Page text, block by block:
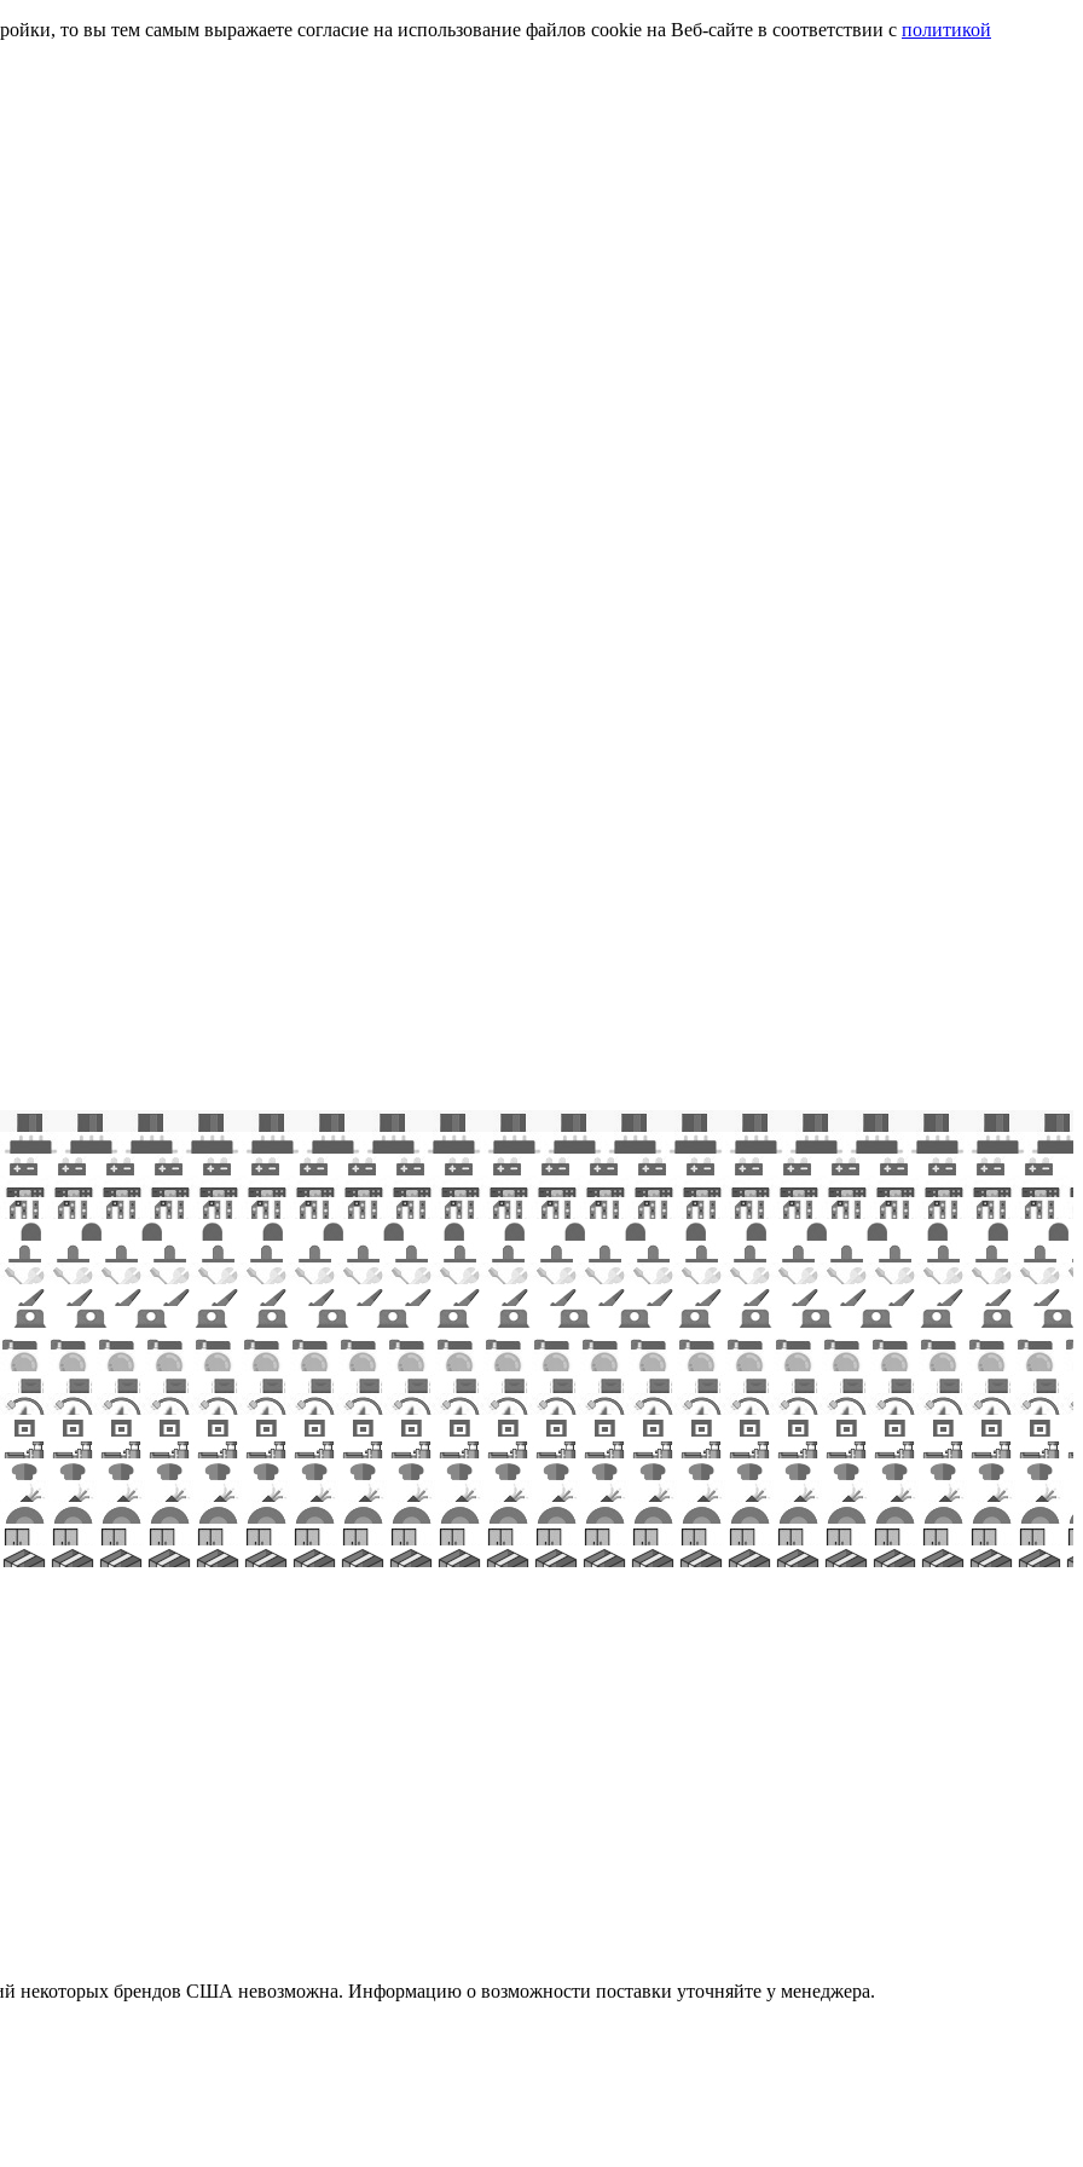
то вы тем самым выражаете согласие на использование файлов cookie на Веб-сайте в соответствии с политикой
некоторых брендов США невозможна. Информацию о возможности поставки уточняйте у менеджера.